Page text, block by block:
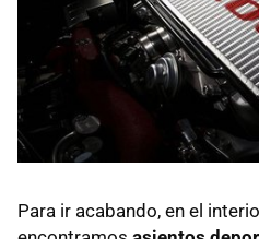
Para ir acabando, en el